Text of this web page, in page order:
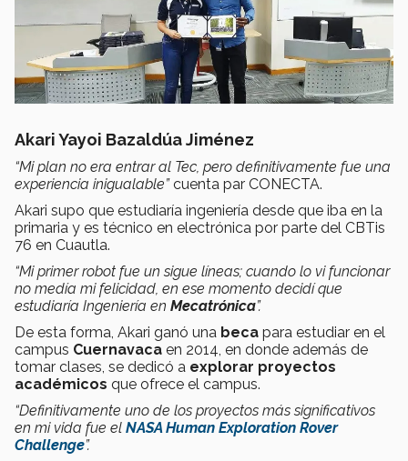
Akari Yayoi Bazaldúa Jiménez
“Mi plan no era entrar al Tec, pero definitivamente fue una
experiencia inigualable”cuenta par CONECTA.
Akari supo que estudiaría ingeniería desde que iba en la
primaria y es técnico en electrónica por parte del CBTis
76 en Cuautla.
“Mi primer robot fue un sigue líneas; cuando lo vi funcionar
no medía mi felicidad, en ese momento decidí que
estudiaría Ingeniería en Mecatrónica”.
De esta forma, Akari ganó una beca para estudiar en el
campus Cuernavaca en 2014, en donde además de
tomar clases, se dedicó a explorar proyectos
académicos que ofrece el campus.
“Definitivamente uno de los proyectos más significativos
en mi vida fue el NASA Human Exploration Rover
Challenge”.